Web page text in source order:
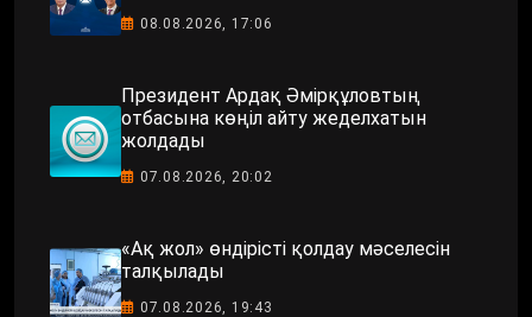
08.08.2026, 17:06
Президент Ардақ Әмірқұловтың
отбасына көңіл айту жеделхатын
жолдады
07.08.2026, 20:02
«Ақ жол» өндірісті қолдау мәселесін
талқылады
07.08.2026, 19:43